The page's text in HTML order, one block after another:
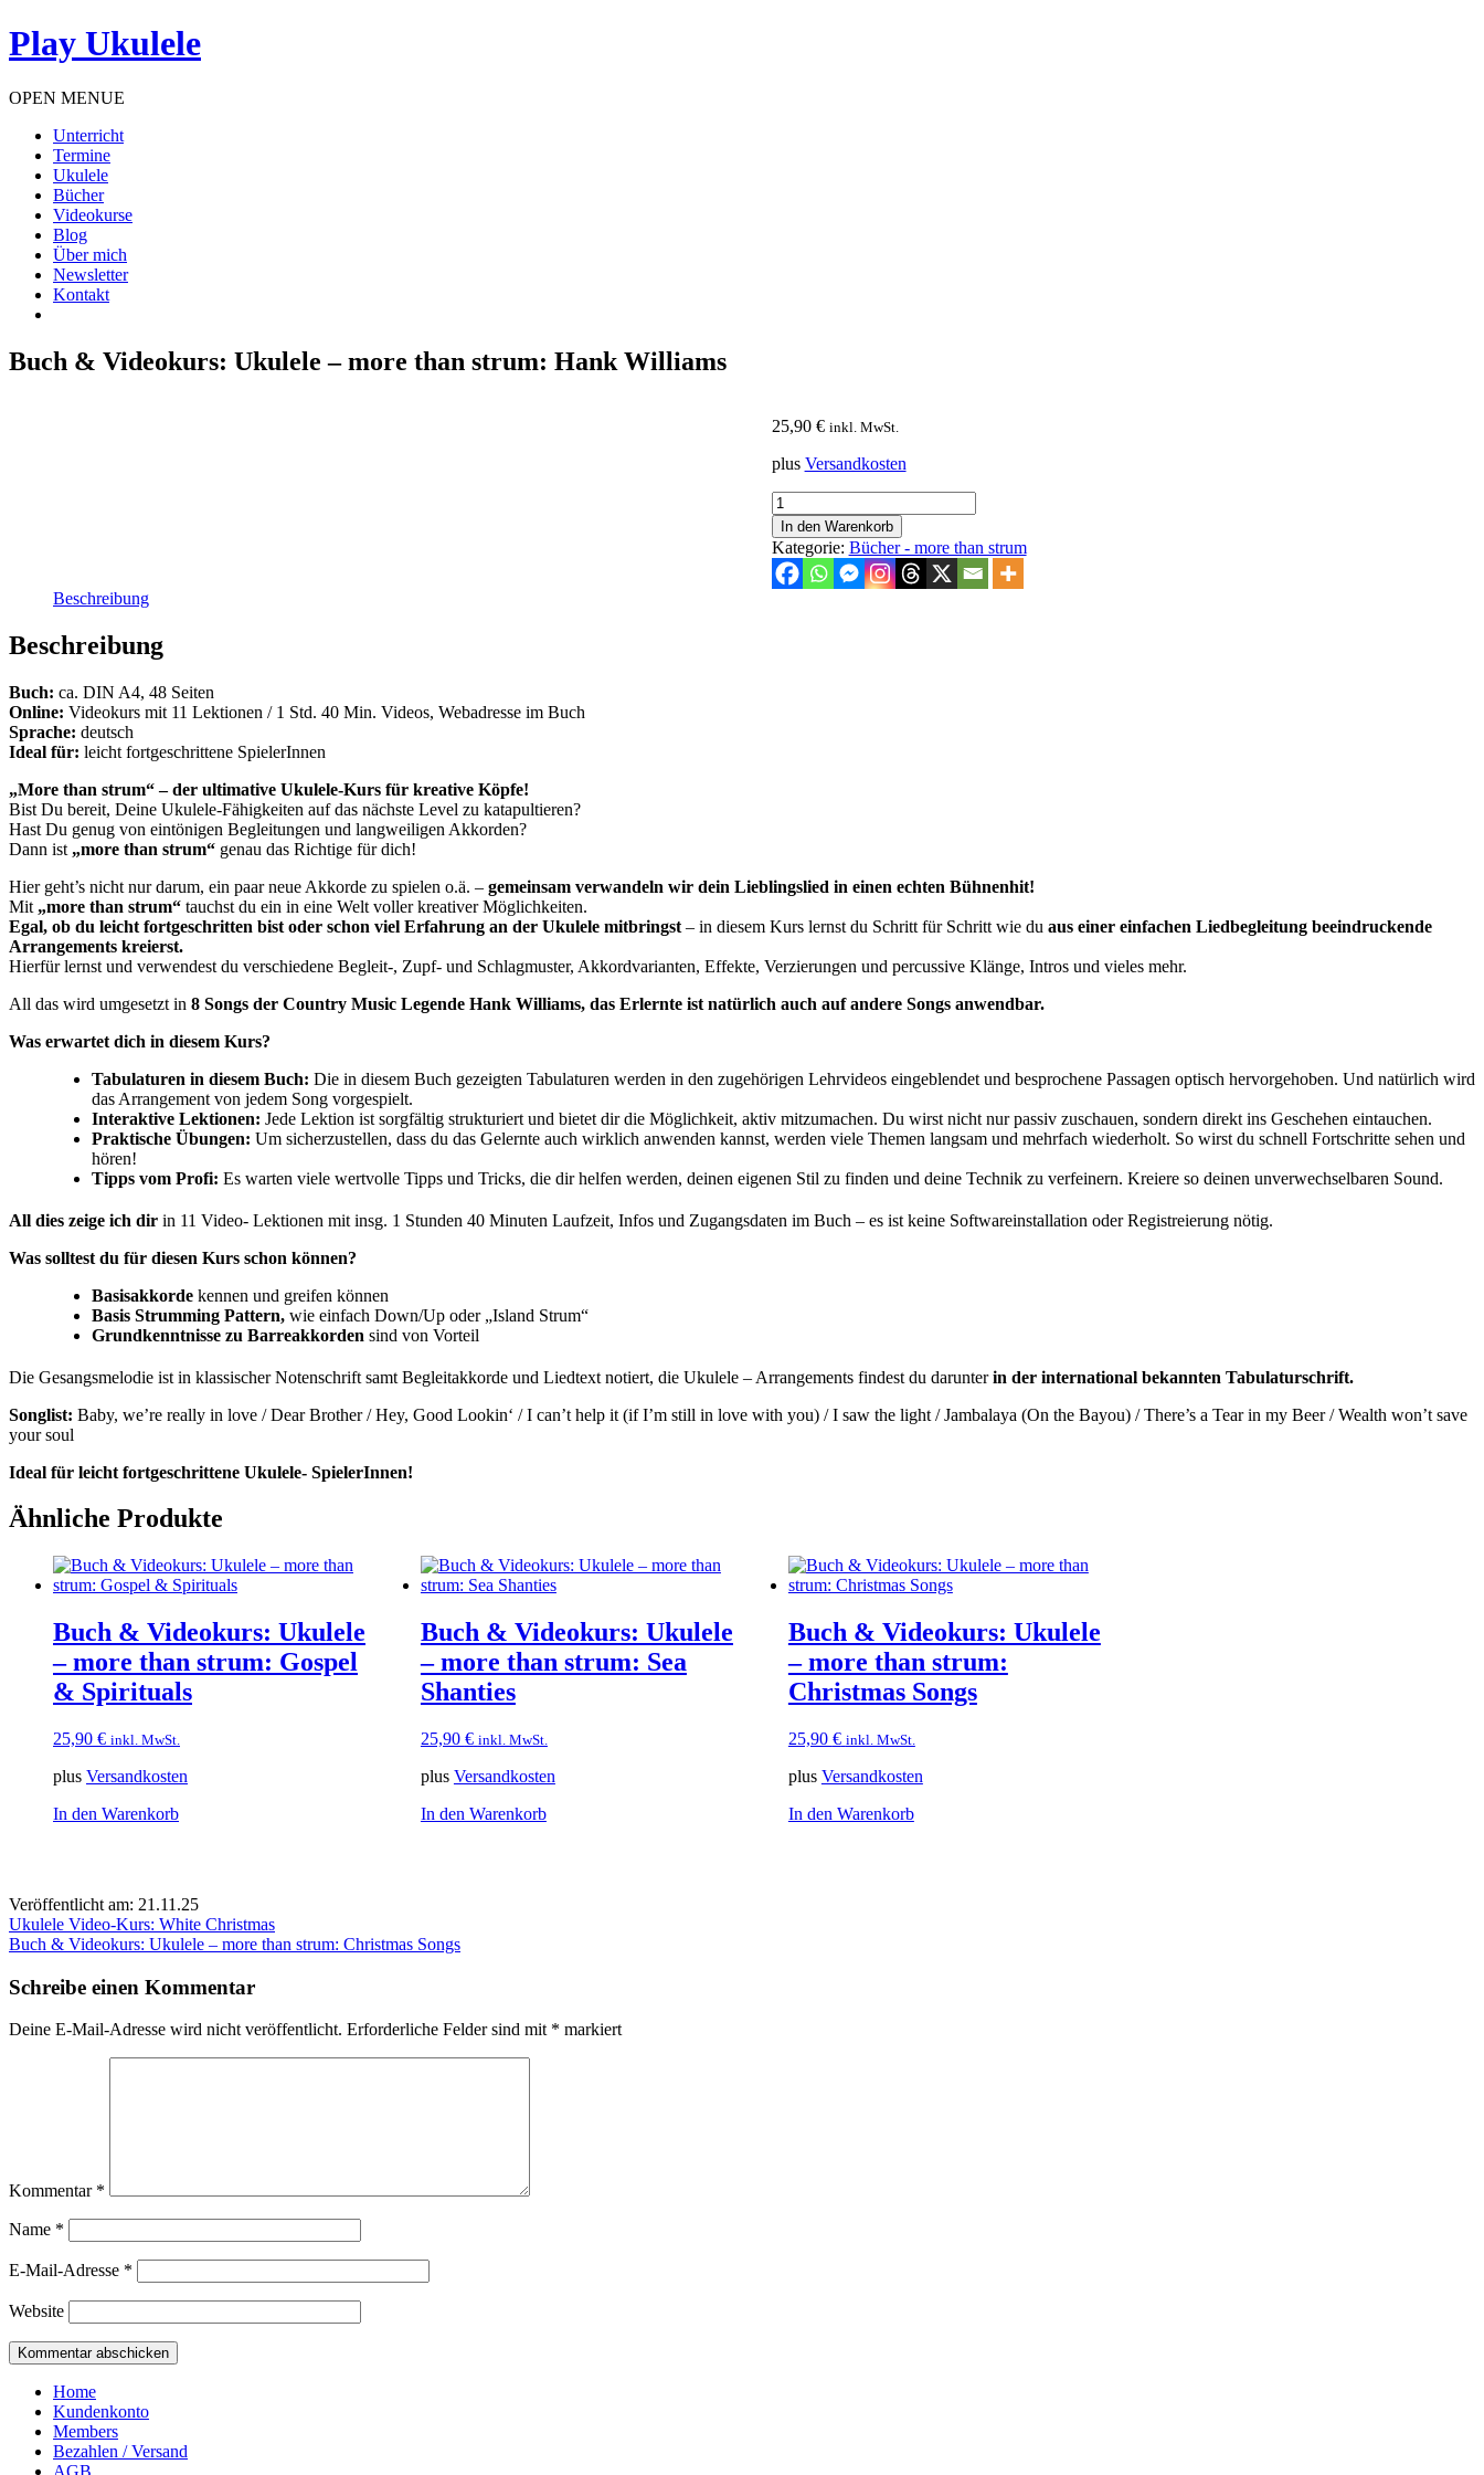
Play Ukulele
OPEN MENUE
Unterricht
Termine
Ukulele
Bücher
Videokurse
Blog
Über mich
Newsletter
Kontakt
Buch & Videokurs: Ukulele – more than strum: Hank Williams
25,90 € inkl. MwSt.
plus Versandkosten
Buch
&
Videokurs:
Ukulele
–
In den Warenkorb
Kategorie: Bücher - more than strum
Beschreibung
Beschreibung
Buch: ca. DIN A4, 48 Seiten
Online: Videokurs mit 11 Lektionen / 1 Std. 40 Min. Videos, Webadresse im Buch
Sprache: deutsch
Ideal für: leicht fortgeschrittene SpielerInnen
„More than strum“ – der ultimative Ukulele-Kurs für kreative Köpfe!
Bist Du bereit, Deine Ukulele-Fähigkeiten auf das nächste Level zu katapultieren?
Hast Du genug von eintönigen Begleitungen und langweiligen Akkorden?
Dann ist „more than strum“ genau das Richtige für dich!
Hier geht’s nicht nur darum, ein paar neue Akkorde zu spielen o.ä. – gemeinsam verwandeln wir dein Lieblingslied in einen echten Bühnenhit!
Mit „more than strum“ tauchst du ein in eine Welt voller kreativer Möglichkeiten.
Egal, ob du leicht fortgeschritten bist oder schon viel Erfahrung an der Ukulele mitbringst – in diesem Kurs lernst du Schritt für Schritt wie du aus einer einfachen Liedbegleitung beeindruckende
Arrangements kreierst.
Hierfür lernst und verwendest du verschiedene Begleit-, Zupf- und Schlagmuster, Akkordvarianten, Effekte, Verzierungen und percussive Klänge, Intros und vieles mehr.
All das wird umgesetzt in 8 Songs der Country Music Legende Hank Williams, das Erlernte ist natürlich auch auf andere Songs anwendbar.
Was erwartet dich in diesem Kurs?
Tabulaturen in diesem Buch: Die in diesem Buch gezeigten Tabulaturen werden in den zugehörigen Lehrvideos eingeblendet und besprochene Passagen optisch hervorgehoben. Und natürlich wird
das Arrangement von jedem Song vorgespielt.
Interaktive Lektionen: Jede Lektion ist sorgfältig strukturiert und bietet dir die Möglichkeit, aktiv mitzumachen. Du wirst nicht nur passiv zuschauen, sondern direkt ins Geschehen eintauchen.
Praktische Übungen: Um sicherzustellen, dass du das Gelernte auch wirklich anwenden kannst, werden viele Themen langsam und mehrfach wiederholt. So wirst du schnell Fortschritte sehen und
hören!
Tipps vom Profi: Es warten viele wertvolle Tipps und Tricks, die dir helfen werden, deinen eigenen Stil zu finden und deine Technik zu verfeinern. Kreiere so deinen unverwechselbaren Sound.
All dies zeige ich dir in 11 Video- Lektionen mit insg. 1 Stunden 40 Minuten Laufzeit, Infos und Zugangsdaten im Buch – es ist keine Softwareinstallation oder Registreierung nötig.
Was solltest du für diesen Kurs schon können?
Basisakkorde kennen und greifen können
Basis Strumming Pattern, wie einfach Down/Up oder „Island Strum“
Grundkenntnisse zu Barreakkorden sind von Vorteil
Die Gesangsmelodie ist in klassischer Notenschrift samt Begleitakkorde und Liedtext notiert, die Ukulele – Arrangements findest du darunterin der international bekannten Tabulaturschrift.
Songlist: Baby, we’re really in love / Dear Brother / Hey, Good Lookin‘ / I can’t help it (if I’m still in love with you) / I saw the light / Jambalaya (On the Bayou) / There’s a Tear in my Beer / Wealth won’t save
your soul
Ideal für leicht fortgeschrittene Ukulele- SpielerInnen!
Ähnliche Produkte
Buch & Videokurs: Ukulele
– more than strum: Gospel
& Spirituals
25,90 € inkl. MwSt.
plus Versandkosten
In den Warenkorb
Buch & Videokurs: Ukulele
– more than strum: Sea
Shanties
25,90 € inkl. MwSt.
plus Versandkosten
In den Warenkorb
Buch & Videokurs: Ukulele
– more than strum:
Christmas Songs
25,90 € inkl. MwSt.
plus Versandkosten
In den Warenkorb
Veröffentlicht am: 21.11.25
Beitragsnavigation
Ukulele Video-Kurs: White Christmas
Buch & Videokurs: Ukulele – more than strum: Christmas Songs
Schreibe einen Kommentar
Deine E-Mail-Adresse wird nicht veröffentlicht. Erforderliche Felder sind mit * markiert
Kommentar *
Name *
E-Mail-Adresse *
Website
Home
Kundenkonto
Members
Bezahlen / Versand